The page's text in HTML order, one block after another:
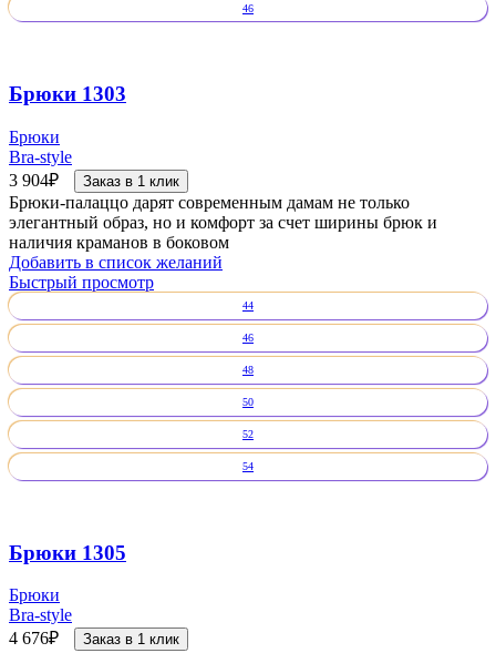
46
Брюки 1303
Брюки
Bra-style
3 904₽ Заказ в 1 клик
Брюки-палаццо дарят современным дамам не только
элегантный образ, но и комфорт за счет ширины брюк и
наличия краманов в боковом
Добавить в список желаний
Быстрый просмотр
44
46
48
50
52
54
Брюки 1305
Брюки
Bra-style
4 676₽ Заказ в 1 клик